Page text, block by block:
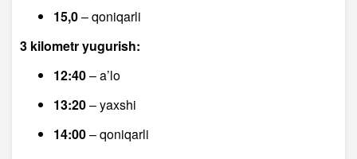
15,0– qoniqarli
3 kilometr yugurish:
12:40– a’lo
13:20– yaxshi
14:00– qoniqarli